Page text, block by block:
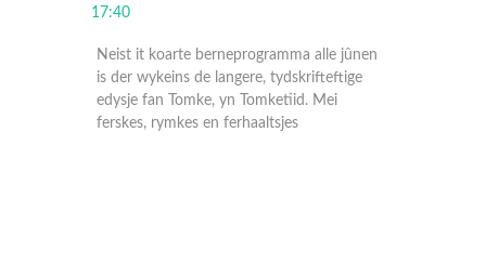
Neist it koarte berneprogramma alle jûnen
is der wykeins de langere, tydskrifteftige
edysje fan Tomke, yn Tomketiid. Mei
ferskes, rymkes en ferhaaltsjes